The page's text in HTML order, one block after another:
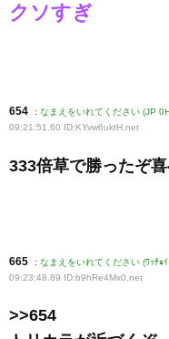
クソすぎ
654 : なまえをいれてください (JP
09:21:51.60 ID:KYvw6uktH.net
333倍草で勝ったぞ
665 : なまえをいれてください (ﾜｯﾁ
09:23:48.89 ID:b9hRe4Mx0 .net
>>654